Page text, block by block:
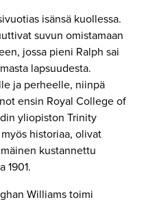
isänsä kuollessa.
suvun omistamaan
jossa pieni Ralph sai
lapsuudesta.
ja perheelle, niinpä
ensin Royal College of
yliopiston Trinity
historiaa, olivat
kustannettu
1901.
Williams toimi